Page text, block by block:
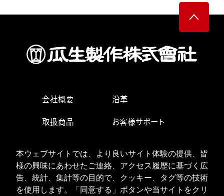
本ウェブサイトでは、より良いサイト体験の提供、皆
様の興味にあわせたご連絡、アクセス履歴に基づく広
告、統計、集計等の目的で、クッキー、タグ等の技術
を使用します。「同意する」ボタンや当サイトをクリ
会社概要 沿革
取扱商品 お客様サポート
お問い合わせ